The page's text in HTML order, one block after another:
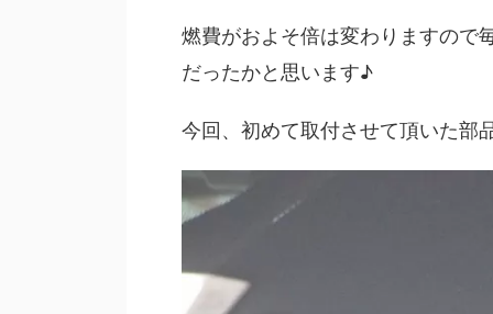
燃費がおよそ倍は変わりますので
だったかと思います♪
今回、初めて取付させて頂いた部